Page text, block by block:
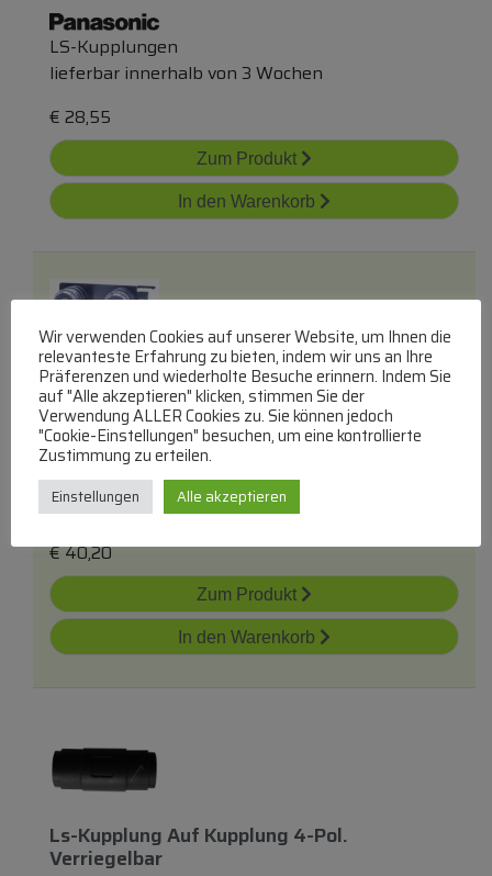
LS-Kupplungen
lieferbar innerhalb von 3 Wochen
€ 28,55
Zum Produkt
In den Warenkorb
646710022000m Anschluss - Spk Anschluss
T7438-A
SOUND UNITED
LS-Klemmanschluss
lieferbar innerhalb von 9 Wochen
€40,20
Zum Produkt
In den Warenkorb
Ls-Kupplung Auf Kupplung 4-Pol.
Verriegelbar
Wir verwenden Cookies auf unserer Website, um Ihnen die
relevanteste Erfahrung zu bieten, indem wir uns an Ihre
Präferenzen und wiederholte Besuche erinnern. Indem Sie
auf "Alle akzeptieren" klicken, stimmen Sie der
Verwendung ALLER Cookies zu. Sie können jedoch
"Cookie-Einstellungen" besuchen, um eine kontrollierte
Zustimmung zu erteilen.
Einstellungen Alle akzeptieren